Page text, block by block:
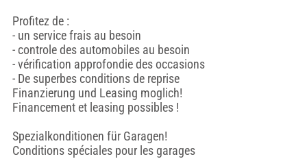
Profitez de :
- un service frais au besoin
- controle des automobiles au besoin
- vérification approfondie des occasions
- De superbes conditions de reprise
Finanzierung und Leasing moglich!
Financement et leasing possibles !
Spezialkonditionen für Garagen!
Conditions spéciales pour les garages